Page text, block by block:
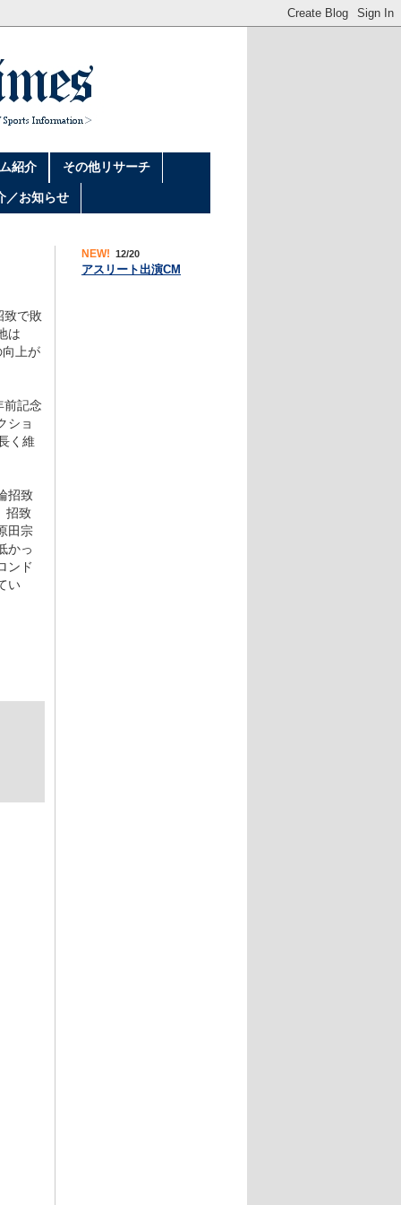
紹介 その他リサーチ
／お知らせ
致で敗
は
上が
前記念
ショ
く維
招致
招致
田宗
かっ
ンド
い
NEW! 12/20
アスリート出演CM